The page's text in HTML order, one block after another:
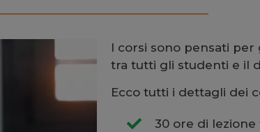
I corsi sono pensati
tra tutti gli studenti e il
Ecco tutti i dettagli dei
30 ore di lezione